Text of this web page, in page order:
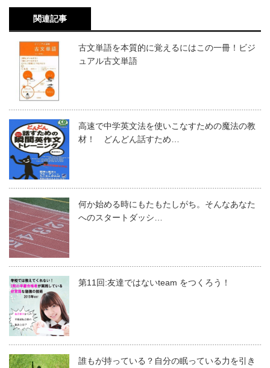
関連記事
古文単語を本質的に覚えるにはこの一冊！ビジ
ュアル古文単語
高速で中学英文法を使いこなすための魔法の教
材！ どんどん話すため…
何か始める時にもたもたしがち。そんなあなた
へのスタートダッシ…
第11回:友達ではないteam をつくろう！
誰もが持っている？自分の眠っている力を引き